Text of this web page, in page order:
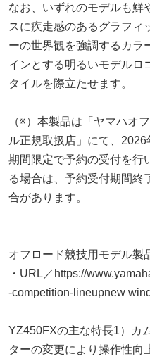
なお、いずれのモデルも鮮
スに疾走感のあるグラフィ
ーの世界観を強調するカラ
インとする明るいモデルロ
タイルを際立たせます。
（※）本製品は「ヤマハオ
ル正規取扱店」にて、
期間限定で予約の受付を行
る場合は、予約受付期間終
合があります。
オフロード競技用モデル製
・URL／https://
-competition-lineupnew
YZ450FXの主な特長1）カ
ターの変更により操作性向